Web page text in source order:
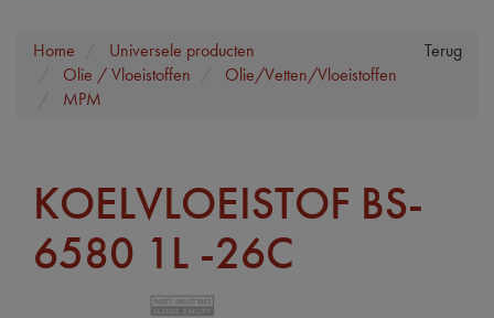
Terug
Home
Universele producten
Olie / Vloeistoffen
Olie/Vetten/Vloeistoffen
MPM
KOELVLOEISTOF BS-
6580 1L -26C